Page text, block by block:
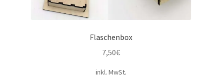
Flaschenbox
7,50€
inkl. MwSt.